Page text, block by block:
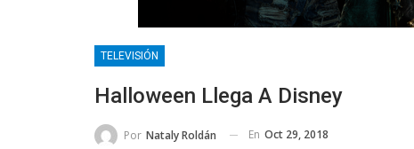
TELEVISIÓN
Halloween Llega A Disney
Por Nataly Roldán En Oct 29, 2018